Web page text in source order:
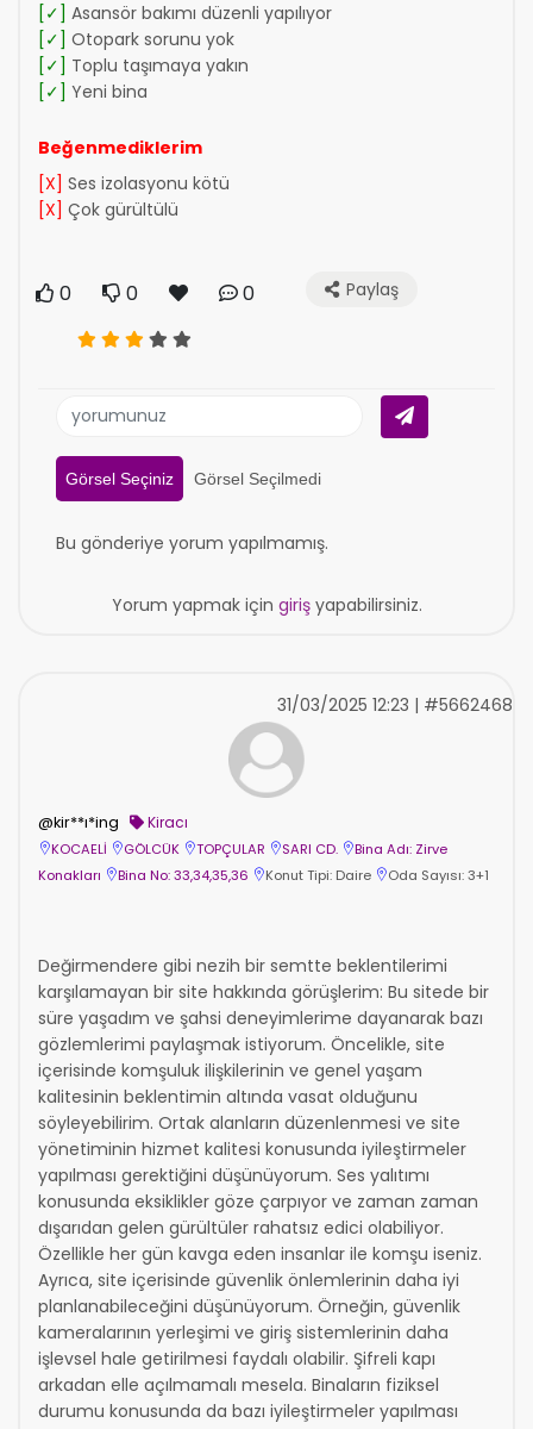
[✓] Asansör bakımı düzenli yapılıyor
[✓] Otopark sorunu yok
[✓] Toplu taşımaya yakın
[✓] Yeni bina
Beğenmediklerim
[X] Ses izolasyonu kötü
[X] Çok gürültülü
0 0 0 Paylaş
Görsel Seçiniz Görsel Seçilmedi
Bu gönderiye yorum yapılmamış.
Yorum yapmak için girişyapabilirsiniz.
@kir**ı*ing Kiracı
KOCAELİ GÖLCÜK TOPÇULAR SARI CD.
Bina Adı: Zirve
Konakları
Bina No: 33,34,35,36 Konut Tipi: Daire Oda Sayısı: 3+1
31/03/2025 12:23 | #5662468
Değirmendere gibi nezih bir semtte beklentilerimi
karşılamayan bir site hakkında görüşlerim: Bu sitede bir
süre yaşadım ve şahsi deneyimlerime dayanarak bazı
gözlemlerimi paylaşmak istiyorum. Öncelikle, site
içerisinde komşuluk ilişkilerinin ve genel yaşam
kalitesinin beklentimin altında vasat olduğunu
söyleyebilirim. Ortak alanların düzenlenmesi ve site
yönetiminin hizmet kalitesi konusunda iyileştirmeler
yapılması gerektiğini düşünüyorum. Ses yalıtımı
konusunda eksiklikler göze çarpıyor ve zaman zaman
dışarıdan gelen gürültüler rahatsız edici olabiliyor.
Özellikle her gün kavga eden insanlar ile komşu iseniz.
Ayrıca, site içerisinde güvenlik önlemlerinin daha iyi
planlanabileceğini düşünüyorum. Örneğin, güvenlik
kameralarının yerleşimi ve giriş sistemlerinin daha
işlevsel hale getirilmesi faydalı olabilir. Şifreli kapı
arkadan elle açılmamalı mesela. Binaların fiziksel
durumu konusunda da bazı iyileştirmeler yapılması